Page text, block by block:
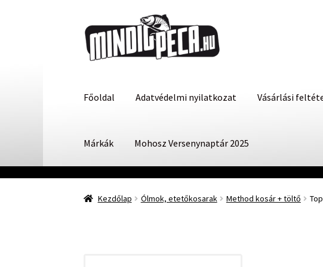
a
navigációhoz
a
tartalomba
Főoldal Adatvédelmi nyilatkozat Vásárlási
Márkák Mohosz Versenynaptár 2025
Kezdőlap Ólmok, etetőkosarak Method kosár + töltő